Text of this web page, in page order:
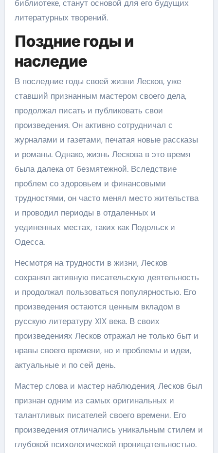
библиотеке, станут основой для его будущих
литературных творений.
Поздние годы и
наследие
В последние годы своей жизни Лесков, уже
ставший признанным мастером своего дела,
продолжал писать и публиковать свои
произведения. Он активно сотрудничал с
журналами и газетами, печатая новые рассказы
и романы. Однако, жизнь Лескова в это время
была далека от безмятежной. Вследствие
проблем со здоровьем и финансовыми
трудностями, он часто менял место жительства
и проводил периоды в отдаленных и
уединенных местах, таких как Подольск и
Одесса.
Несмотря на трудности в жизни, Лесков
сохранял активную писательскую деятельность
и продолжал пользоваться популярностью. Его
произведения остаются ценным вкладом в
русскую литературу XIX века. В своих
произведениях Лесков отражал не только быт и
нравы своего времени, но и проблемы и идеи,
актуальные и по сей день.
Мастер слова и мастер наблюдения, Лесков был
признан одним из самых оригинальных и
талантливых писателей своего времени. Его
произведения отличались уникальным стилем и
глубокой психологической проницательностью.